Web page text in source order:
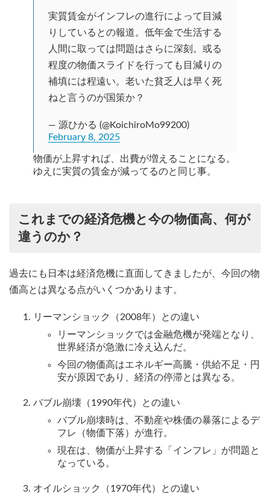
実質賃金がインフレの進行によって目減
りしているとの報道。低年金で生活する
人間に取っては問題はさらに深刻。或る
程度の物価スライドを行っても目減りの
補填には程遠い。老いた貧乏人は早く死
ねと言うのが国策か？
— 源ひかる (@KoichiroMo99200)
February 8, 2025
物価が上昇すれば、出費が増えることになる。
ゆえに実質の賃金が減ってるのと同じ事。
これまでの経済危機と今の物価高、何が
違うのか？
過去にも日本は経済危機に直面してきましたが、今回の物
価高とは異なる点がいくつかあります。
リーマンショック（2008年）との違い
リーマンショックでは金融危機が発端となり、
世界経済が急激に冷え込んだ。
今回の物価高はエネルギー高騰・供給不足・円
安が原因であり、経済の停滞とは異なる。
バブル崩壊（1990年代）との違い
バブル崩壊時は、不動産や株価の暴落によるデ
フレ（物価下落）が進行。
現在は、物価が上昇する「インフレ」が問題と
なっている。
オイルショック（1970年代）との違い